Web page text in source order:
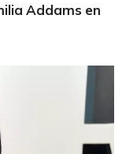
Addams en